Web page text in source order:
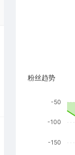
粉丝趋势